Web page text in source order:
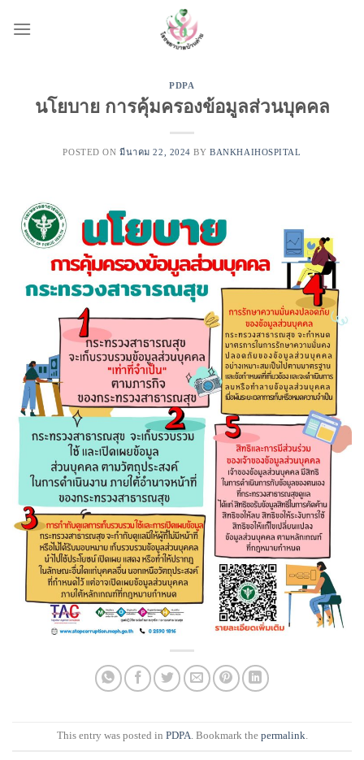
PDPA
นโยบาย การคุ้มครองข้อมูลส่วนบุคคล
POSTED ONมีนาคม 22, 2024 BYBANKHAIHOSPITAL
This entry was posted in PDPA. Bookmark the permalink.